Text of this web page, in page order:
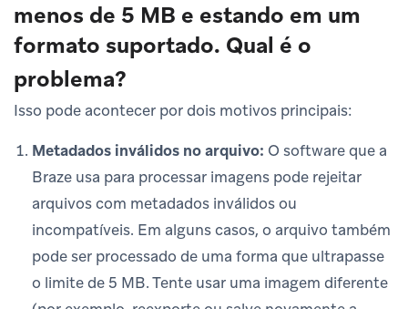
menos de 5 MB e estando em um
formato suportado. Qual é o
problema?
Isso pode acontecer por dois motivos principais:
Metadados inválidos no arquivo: O software que a
Braze usa para processar imagens pode rejeitar
arquivos com metadados inválidos ou
incompatíveis. Em alguns casos, o arquivo também
pode ser processado de uma forma que ultrapasse
o limite de 5 MB. Tente usar uma imagem diferente